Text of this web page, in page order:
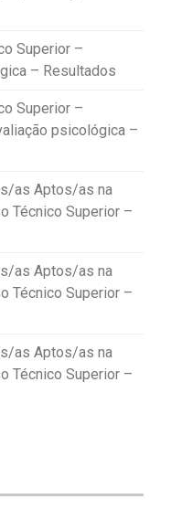
Superior –
– Resultados
Superior –
psicológica –
as Aptos/as na
Técnico Superior –
as Aptos/as na
Técnico Superior –
as Aptos/as na
Técnico Superior –